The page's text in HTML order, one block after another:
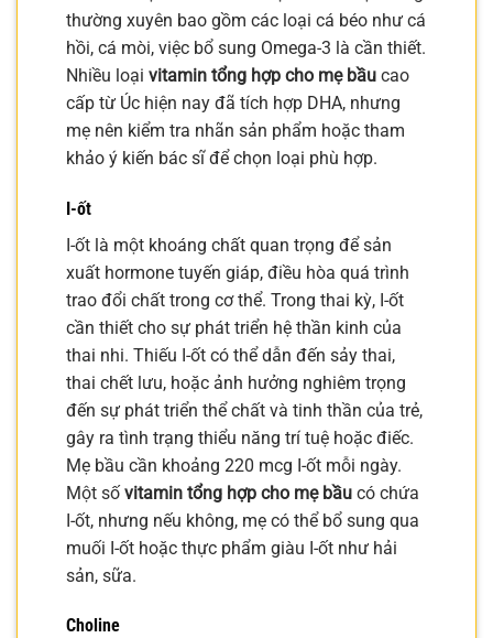
thường xuyên bao gồm các loại cá béo như cá
hồi, cá mòi, việc bổ sung Omega-3 là cần thiết.
Nhiều loại vitamin tổng hợp cho mẹ bầu cao
cấp từ Úc hiện nay đã tích hợp DHA, nhưng
mẹ nên kiểm tra nhãn sản phẩm hoặc tham
khảo ý kiến bác sĩ để chọn loại phù hợp.
I-ốt
I-ốt là một khoáng chất quan trọng để sản
xuất hormone tuyến giáp, điều hòa quá trình
trao đổi chất trong cơ thể. Trong thai kỳ, I-ốt
cần thiết cho sự phát triển hệ thần kinh của
thai nhi. Thiếu I-ốt có thể dẫn đến sảy thai,
thai chết lưu, hoặc ảnh hưởng nghiêm trọng
đến sự phát triển thể chất và tinh thần của trẻ,
gây ra tình trạng thiểu năng trí tuệ hoặc điếc.
Mẹ bầu cần khoảng 220 mcg I-ốt mỗi ngày.
Một sốvitamin tổng hợp cho mẹ bầu có chứa
I-ốt, nhưng nếu không, mẹ có thể bổ sung qua
muối I-ốt hoặc thực phẩm giàu I-ốt như hải
sản, sữa.
Choline